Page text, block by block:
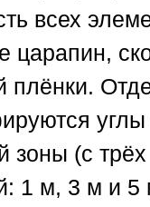
всех
царапин,
плёнки.
углы
зоны (с трёх
1 м, 3 м и 5